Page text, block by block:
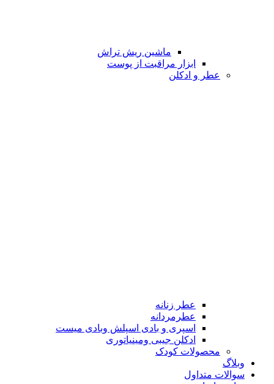
ماشین ریش تراش
ابزار مراقبت از پوست
عطر و ادکلن
عطر زنانه
عطرمردانه
اسپری و بادی اسپلش وبادی میست
ادکلن جیبی ومینیاتوری
محصولات کودک
وبلاگ
سوالات متداول